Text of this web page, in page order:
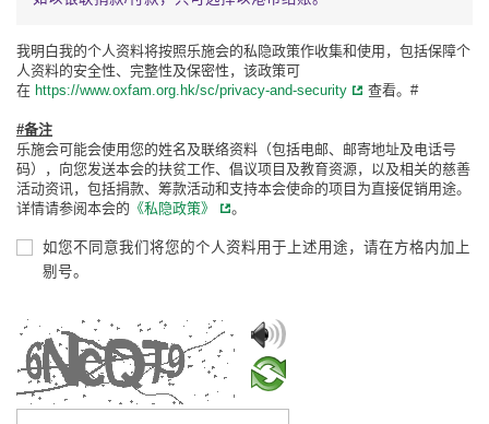
我明白我的个人资料将按照乐施会的私隐政策作收集和使用，包括保障个
人资料的安全性、完整性及保密性，该政策可
在 https://www.oxfam.org.hk/sc/privacy-and-security 查看。#
#备注
乐施会可能会使用您的姓名及联络资料（包括电邮、邮寄地址及电话号
码），向您发送本会的扶贫工作、倡议项目及教育资源，以及相关的慈善
活动资讯，包括捐款、筹款活动和支持本会使命的项目为直接促销用途。
详情请参阅本会的 《私隐政策》 。
如您不同意我们将您的个人资料用于上述用途，请在方格内加上
剔号。
请输入验证码